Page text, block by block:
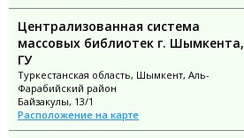
Централизованная система
массовых библиотек г. Шымкента,
ГУ
Туркестанская область, Шымкент, Аль-
Фарабийский район
Байзакулы, 13/1
Расположение на карте